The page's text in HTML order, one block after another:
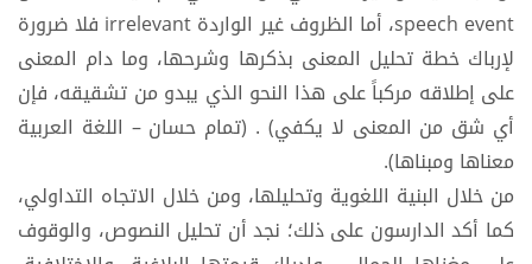
speech event، أما الظروف غير الواردة irrelevant فلا ضرورة
لإرباك خطة تحليل المعنى بذكرها وشرحها، وما دام المعنى
على إطلاقه مركباً على هذا النحو الذي يبدو من تشقيقه، فإن
أي شق من المعنى لا يكفي) . (تمام حسان – اللغة العربية
معناها ومبناها).
من خلال البنية اللغوية وتحليلها، ومن خلال الاتجاه التداولي،
كما أكد الدارسون على ذلك؛ نجد أن تحليل النصوص، والوقوف